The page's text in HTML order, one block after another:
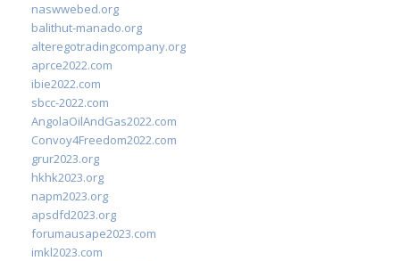
naswwebed.org
balithut-manado.org
alteregotradingcompany.org
aprce2022.com
ibie2022.com
sbcc-2022.com
AngolaOilAndGas2022.com
Convoy4Freedom2022.com
grur2023.org
hkhk2023.org
napm2023.org
apsdfd2023.org
forumausape2023.com
imkl2023.com